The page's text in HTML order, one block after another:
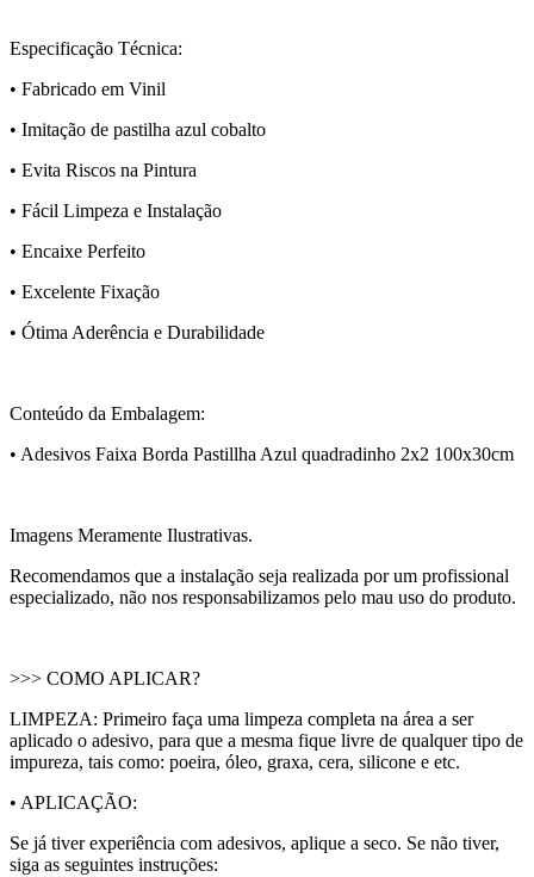
Especificação Técnica:
• Fabricado em Vinil
• Imitação de pastilha azul cobalto
• Evita Riscos na Pintura
• Fácil Limpeza e Instalação
• Encaixe Perfeito
• Excelente Fixação
• Ótima Aderência e Durabilidade
Conteúdo da Embalagem:
• Adesivos Faixa Borda Pastillha Azul quadradinho 2x2 100x30cm
Imagens Meramente Ilustrativas.
Recomendamos que a instalação seja realizada por um profissional
especializado, não nos responsabilizamos pelo mau uso do produto.
>>> COMO APLICAR?
LIMPEZA: Primeiro faça uma limpeza completa na área a ser
aplicado o adesivo, para que a mesma fique livre de qualquer tipo de
impureza, tais como: poeira, óleo, graxa, cera, silicone e etc.
• APLICAÇÃO:
Se já tiver experiência com adesivos, aplique a seco. Se não tiver,
siga as seguintes instruções: